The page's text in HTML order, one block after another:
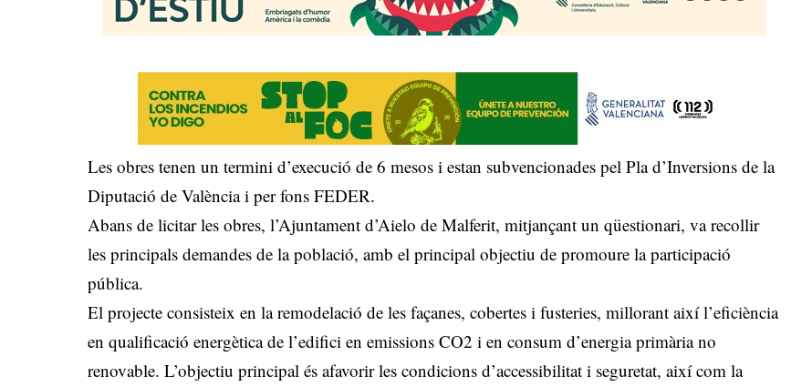
Les obres tenen un termini d’execució de 6 mesos i estan subvencionades pel Pla d’Inversions de la
Diputació de València i per fons FEDER.
Abans de licitar les obres, l’Ajuntament d’Aielo de Malferit, mitjançant un qüestionari, va recollir
les principals demandes de la població, amb el principal objectiu de promoure la participació
pública.
El projecte consisteix en la remodelació de les façanes, cobertes i fusteries, millorant així l’eficiència
en qualificació energètica de l’edifici en emissions CO2 i en consum d’energia primària no
renovable. L’objectiu principal és afavorir les condicions d’accessibilitat i seguretat, així com la